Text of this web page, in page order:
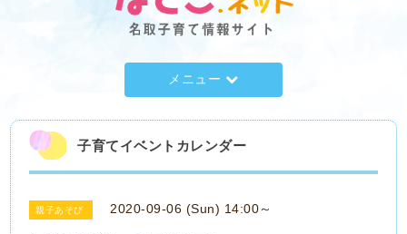
メニュー
子育てイベントカレンダー
親子あそび 2020-09-06 (Sun) 14:00～